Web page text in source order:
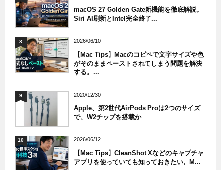
macOS 27 Golden Gate新機能を徹底解説。
Siri AI刷新とIntel完全終了...
8 2026/06/10
【Mac Tips】Macのコピペで文字サイズや色
がそのままペーストされてしまう問題を解決
する。...
9 2020/12/30
Apple、第2世代AirPods Proは2つのサイズ
で、W2チップを搭載か
10 2026/06/12
【Mac Tips】CleanShot Xなどのキャプチャ
アプリを使っていても知っておきたい。M...